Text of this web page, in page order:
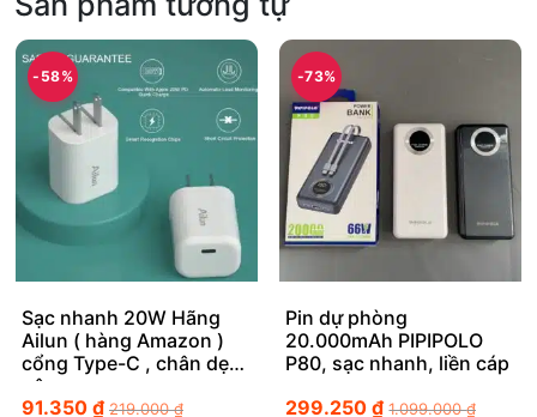
-58%
Sạc nhanh 20W Hãng
Ailun ( hàng Amazon )
cổng Type-C , chân dẹt
gập
91.350 ₫ 219.000₫
-73%
Pin dự phòng
20.000mAh PIPIPOLO
P80, sạc nhanh, liền cáp
299.250₫ 1.099.000₫